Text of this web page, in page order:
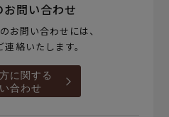
お問い合わせ
お問い合わせには、
絡いたします。
に関する
合わせ